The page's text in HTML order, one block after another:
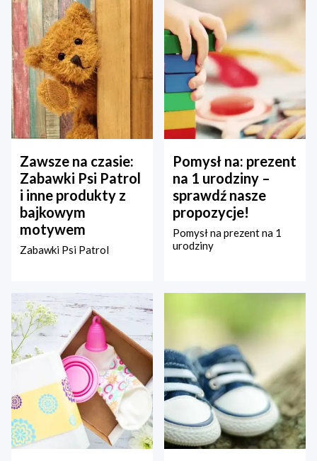
Zawsze na czasie:
Zabawki Psi Patrol
i inne produkty z
bajkowym
motywem
Zabawki Psi Patrol
Pomysł na: prezent
na 1 urodziny –
sprawdź nasze
propozycje!
Pomysł na prezent na 1
urodziny